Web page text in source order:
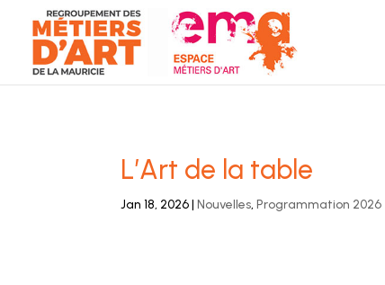
L’Art de la table
Jan 18, 2026|Nouvelles,Programmation 2026